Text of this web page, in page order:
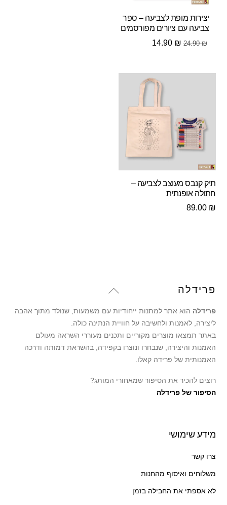
יצירות מופת לצביעה – ספר
צביעה עם ציורים מפורסמים
24.90₪
המחיר
14.90 ₪
14.90 ₪.
תיק קנבס מעוצב לצביעה –
חתולה אופנתית
89.00 ₪
Back
Top
פרידלה
פרידלה הוא אתר למתנות ייחודיות עם משמעות, שנולד מתוך אהבה
ליצירה, לאמנות ולחשיבה על חוויית הנתינה כולה.
באתר תמצאו מוצרים מקוריים ותכנים מעוררי השראה מעולם
האמנות והיצירה, שנבחרו ונוצרו בקפידה, בהשראת דמותה ודרכה
האמנותית של פרידה קאלו.
רוצים להכיר את הסיפור שמאחורי המותג?
הסיפור של פרידלה
מידע שימושי
צרו קשר
משלוחים ואיסוף מהחנות
לא אספתי את החבילה בזמן